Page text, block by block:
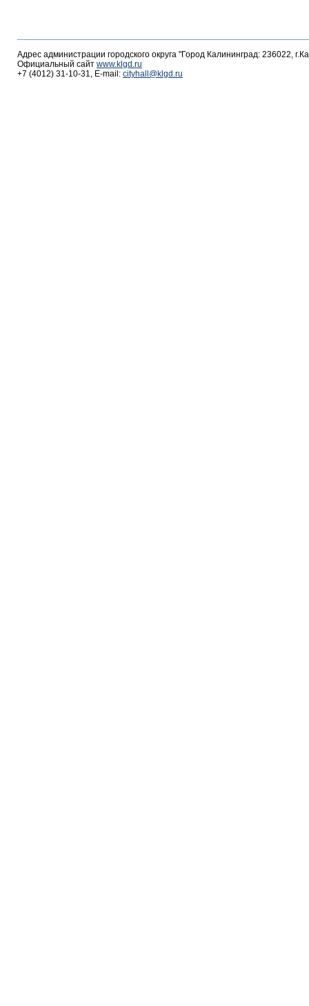
Адрес администрации городского округа "Город Калининград: 236022,
Официальный сайт www.klgd.ru
+7 (4012) 31-10-31, E-mail: cityhall@klgd.ru